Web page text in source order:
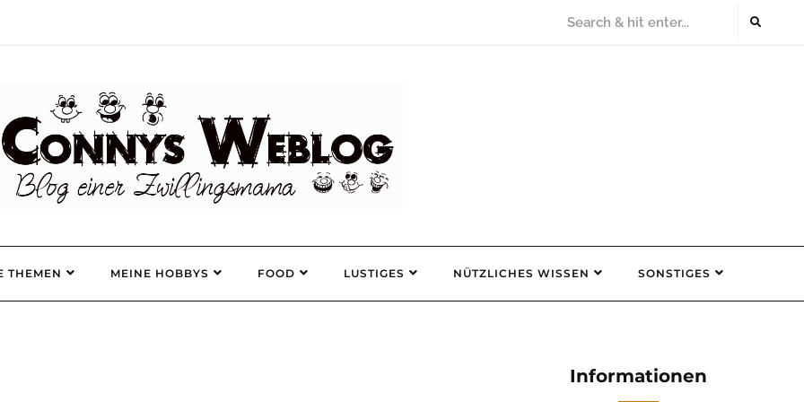
THEMEN MEINE HOBBYS FOOD LUSTIGES NÜTZLICHES WISSEN SONSTIGES
Informationen